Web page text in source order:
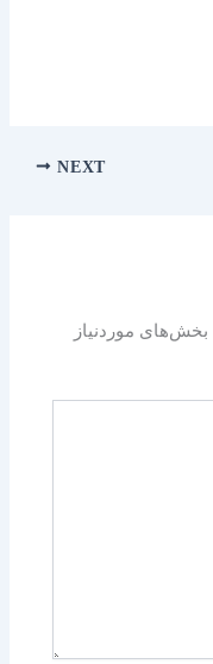
NEXT
بخش‌های موردنیاز